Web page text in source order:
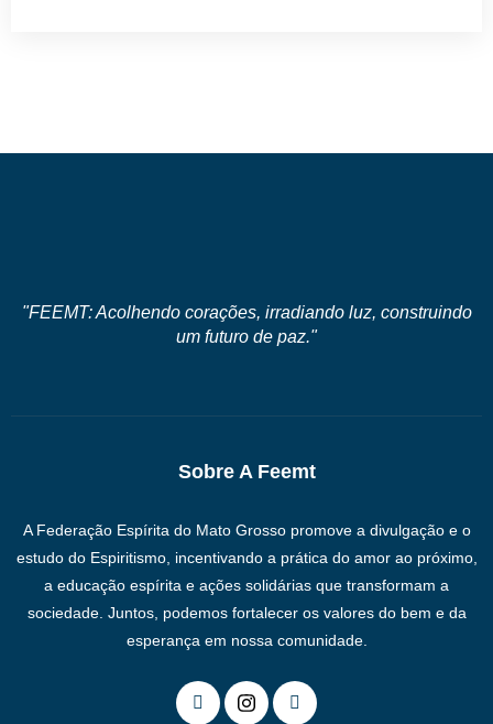
"FEEMT: Acolhendo corações, irradiando luz, construindo
um futuro de paz."
Sobre A Feemt
A Federação Espírita do Mato Grosso promove a divulgação e o
estudo do Espiritismo, incentivando a prática do amor ao próximo,
a educação espírita e ações solidárias que transformam a
sociedade. Juntos, podemos fortalecer os valores do bem e da
esperança em nossa comunidade.